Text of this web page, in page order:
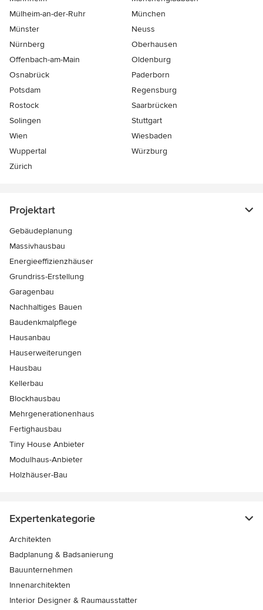
Mülheim-an-der-Ruhr
München
Münster
Neuss
Nürnberg
Oberhausen
Offenbach-am-Main
Oldenburg
Osnabrück
Paderborn
Potsdam
Regensburg
Rostock
Saarbrücken
Solingen
Stuttgart
Wien
Wiesbaden
Wuppertal
Würzburg
Zürich
Projektart
Gebäudeplanung
Massivhausbau
Energieeffizienzhäuser
Grundriss-Erstellung
Garagenbau
Nachhaltiges Bauen
Baudenkmalpflege
Hausanbau
Hauserweiterungen
Hausbau
Kellerbau
Blockhausbau
Mehrgenerationenhaus
Fertighausbau
Tiny House Anbieter
Modulhaus-Anbieter
Holzhäuser-Bau
Expertenkategorie
Architekten
Badplanung & Badsanierung
Bauunternehmen
Innenarchitekten
Interior Designer & Raumausstatter